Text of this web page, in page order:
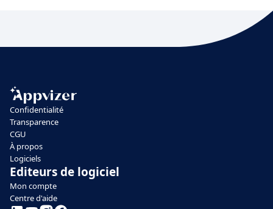
Confidentialité
Transparence
CGU
À propos
Logiciels
Editeurs de logiciel
Mon compte
Centre d'aide